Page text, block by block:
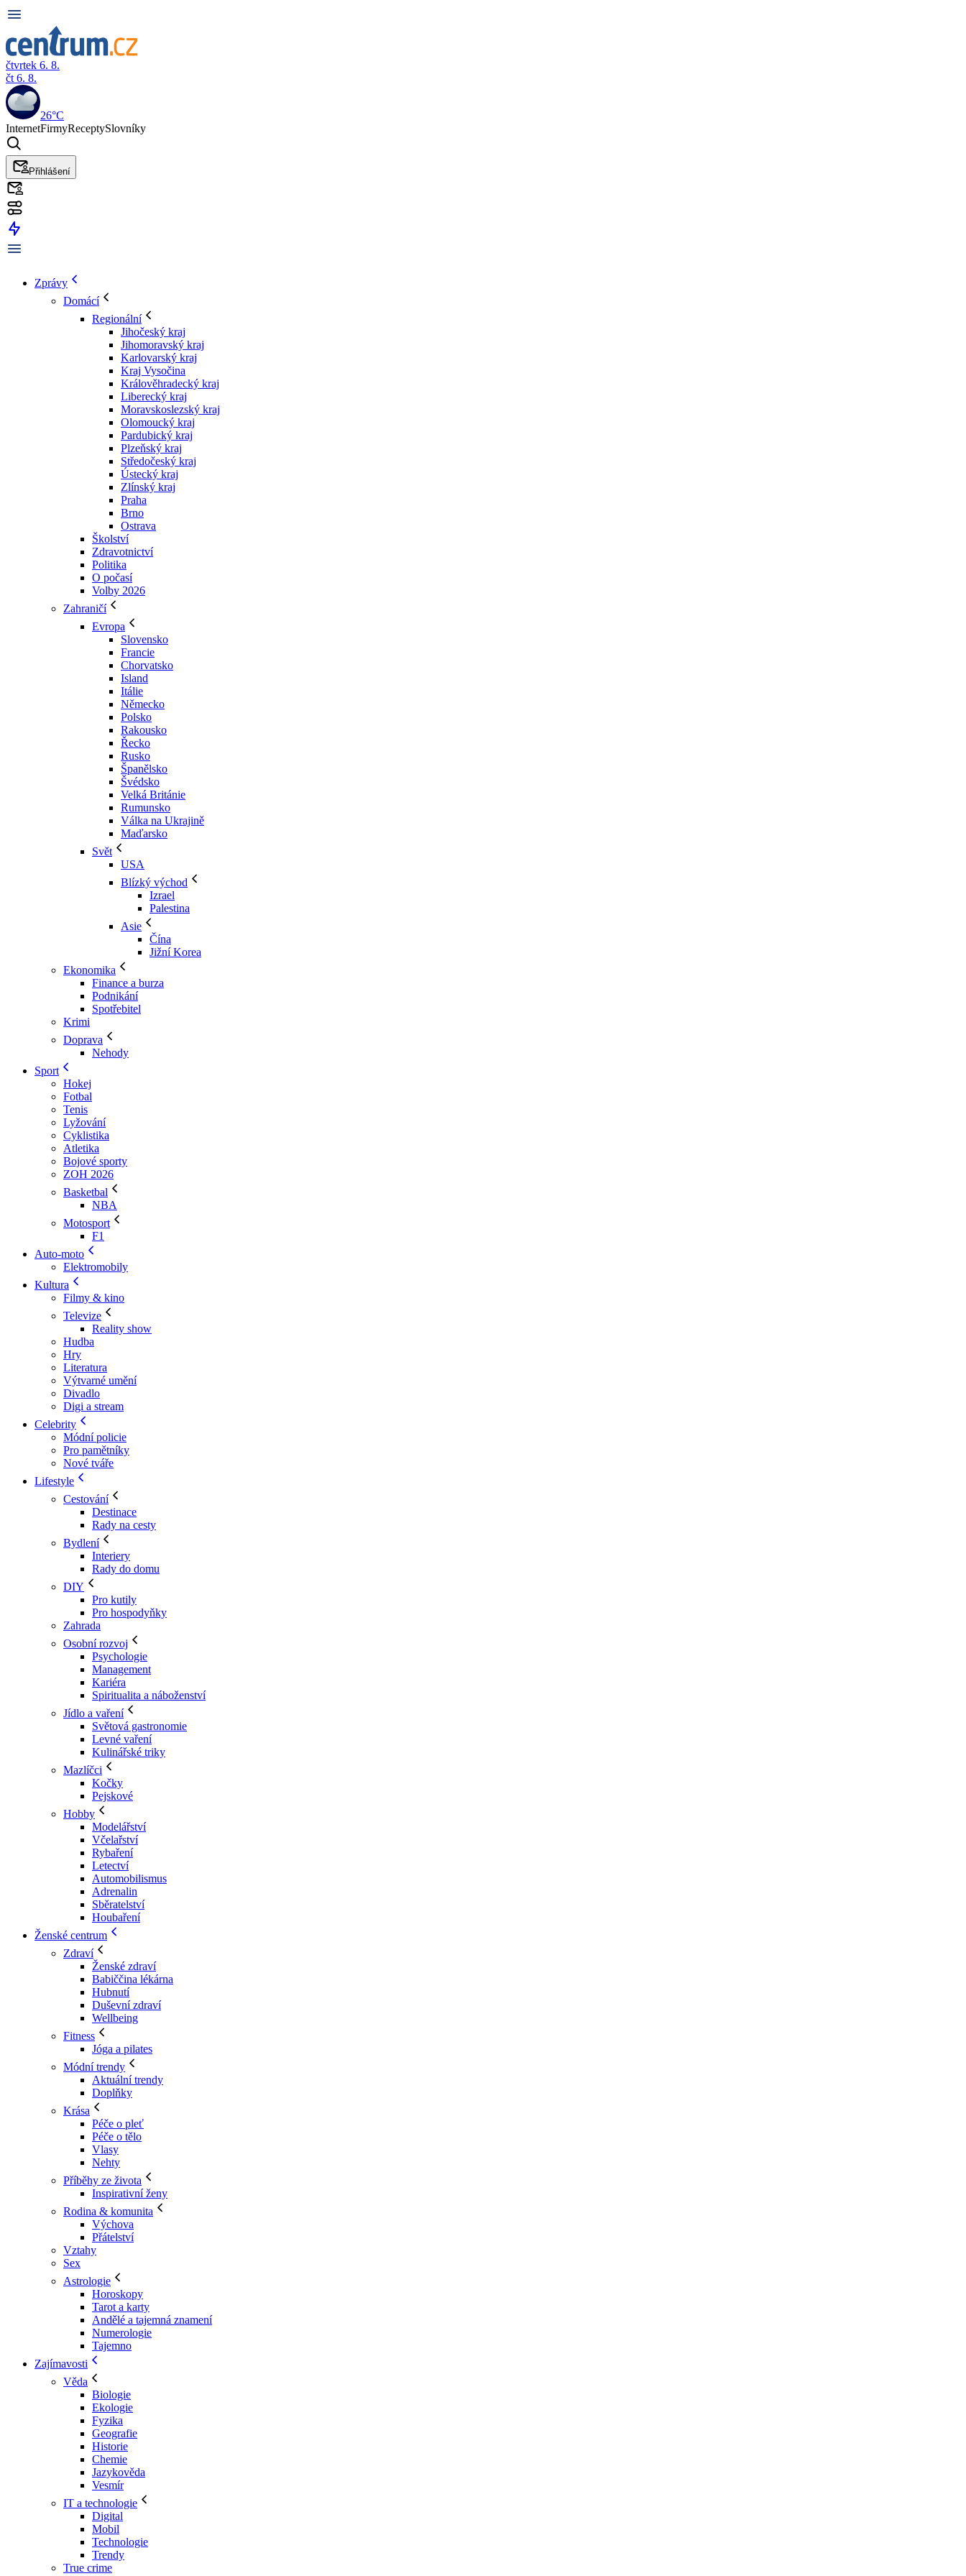
čtvrtek 6. 8.
čt 6. 8.
26°C
InternetFirmyReceptySlovníky
Přihlášení
Zprávy
Domácí
Regionální
Jihočeský kraj
Jihomoravský kraj
Karlovarský kraj
Kraj Vysočina
Králověhradecký kraj
Liberecký kraj
Moravskoslezský kraj
Olomoucký kraj
Pardubický kraj
Plzeňský kraj
Středočeský kraj
Ústecký kraj
Zlínský kraj
Praha
Brno
Ostrava
Školství
Zdravotnictví
Politika
O počasí
Volby 2026
Zahraničí
Evropa
Slovensko
Francie
Chorvatsko
Island
Itálie
Německo
Polsko
Rakousko
Řecko
Rusko
Španělsko
Švédsko
Velká Británie
Rumunsko
Válka na Ukrajině
Maďarsko
Svět
USA
Blízký východ
Izrael
Palestina
Asie
Čína
Jižní Korea
Ekonomika
Finance a burza
Podnikání
Spotřebitel
Krimi
Doprava
Nehody
Sport
Hokej
Fotbal
Tenis
Lyžování
Cyklistika
Atletika
Bojové sporty
ZOH 2026
Basketbal
NBA
Motosport
F1
Auto-moto
Elektromobily
Kultura
Filmy & kino
Televize
Reality show
Hudba
Hry
Literatura
Výtvarné umění
Divadlo
Digi a stream
Celebrity
Módní policie
Pro pamětníky
Nové tváře
Lifestyle
Cestování
Destinace
Rady na cesty
Bydlení
Interiery
Rady do domu
DIY
Pro kutily
Pro hospodyňky
Zahrada
Osobní rozvoj
Psychologie
Management
Kariéra
Spiritualita a náboženství
Jídlo a vaření
Světová gastronomie
Levné vaření
Kulinářské triky
Mazlíčci
Kočky
Pejskové
Hobby
Modelářství
Včelařství
Rybaření
Letectví
Automobilismus
Adrenalin
Sběratelství
Houbaření
Ženské centrum
Zdraví
Ženské zdraví
Babiččina lékárna
Hubnutí
Duševní zdraví
Wellbeing
Fitness
Jóga a pilates
Módní trendy
Aktuální trendy
Doplňky
Krása
Péče o pleť
Péče o tělo
Vlasy
Nehty
Příběhy ze života
Inspirativní ženy
Rodina & komunita
Výchova
Přátelství
Vztahy
Sex
Astrologie
Horoskopy
Tarot a karty
Andělé a tajemná znamení
Numerologie
Tajemno
Zajímavosti
Věda
Biologie
Ekologie
Fyzika
Geografie
Historie
Chemie
Jazykověda
Vesmír
IT a technologie
Digital
Mobil
Technologie
Trendy
True crime